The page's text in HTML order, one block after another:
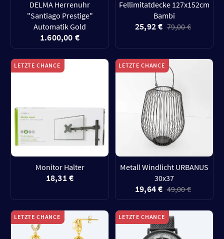
DELMA Herrenuhr
"Santiago Prestige"
Automatik Gold
1.600,00 €
Fellimitatdecke 127x152cm
Bambi
25,92 € 79,00 €
LETZTE CHANCE
Monitor Halter
18,31 €
LETZTE CHANCE
Metall Windlicht URBANUS
30x37
19,64 € 49,00 €
LETZTE CHANCE LETZTE CHANCE